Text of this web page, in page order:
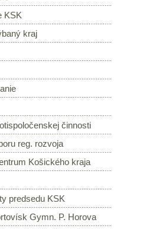
KSK
kraj
činnosti
reg. rozvoja
Košického kraja
predsedu KSK
Gymn. P. Horova